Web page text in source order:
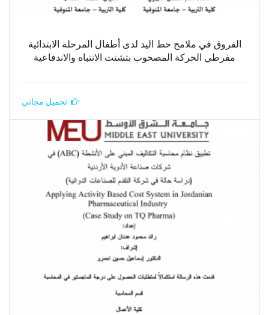
الفروق في ملامح خط اليد لدى أطفال المرحلة الابتدائية
مفرطي الحركة المصحوب بتشتت الانتباه والاندفاعية
تحميل مجاني